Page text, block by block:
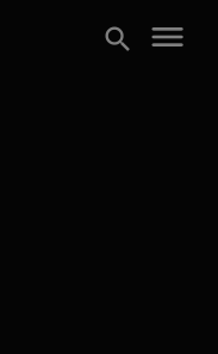
search menu